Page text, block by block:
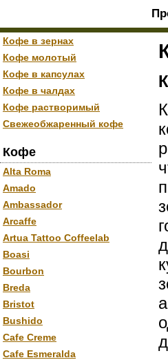
Кофе в зернах
Кофе молотый
Кофе в капсулах
Кофе в чалдах
Кофе растворимый
Свежеобжаренный кофе
Кофе
Alta Roma
Amado
Ambassador
Arcaffe
Artua Tattoo Coffeelab
Boasi
Bourbon
Breda
Bristot
Bushido
Cafe Creme
Cafe Esmeralda